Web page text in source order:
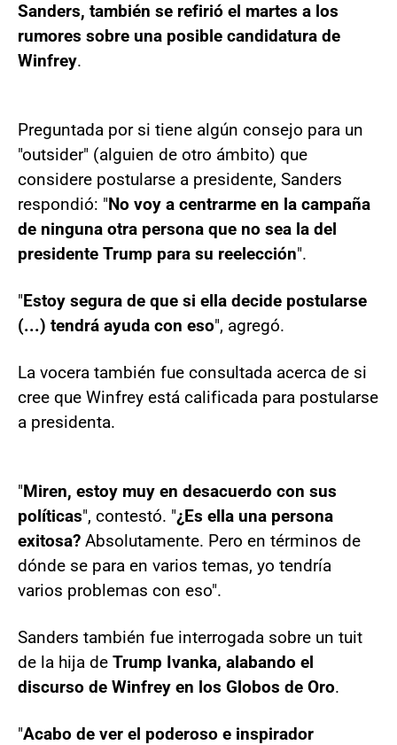
Sanders, también se refirió el martes a los
rumores sobre una posible candidatura de
Winfrey.
Preguntada por si tiene algún consejo para un
"outsider" (alguien de otro ámbito) que
considere postularse a presidente, Sanders
respondió: "No voy a centrarme en la campaña
de ninguna otra persona que no sea la del
presidente Trump para su reelección".
"Estoy segura de que si ella decide postularse
(...) tendrá ayuda con eso", agregó.
La vocera también fue consultada acerca de si
cree que Winfrey está calificada para postularse
a presidenta.
"Miren, estoy muy en desacuerdo con sus
políticas", contestó. "¿Es ella una persona
exitosa? Absolutamente. Pero en términos de
dónde se para en varios temas, yo tendría
varios problemas con eso".
Sanders también fue interrogada sobre un tuit
de la hija de Trump Ivanka, alabando el
discurso de Winfrey en los Globos de Oro.
"Acabo de ver el poderoso e inspirador